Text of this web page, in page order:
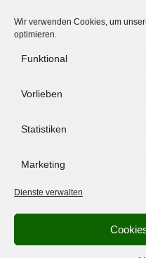
Wir verwenden Cookies, um
optimieren.
Funktional
Vorlieben
Statistiken
Marketing
Dienste verwalten